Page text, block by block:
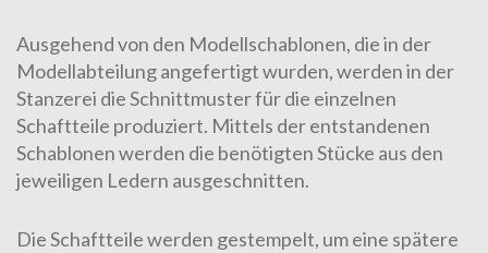
Ausgehend von den Modellschablonen, die in der
Modellabteilungangefertigt wurden, werden in der
Stanzerei die Schnittmuster für die einzelnen
Schaftteile produziert. Mittels der entstandenen
Schablonen werden die benötigten Stücke aus den
jeweiligen Ledern ausgeschnitten.
Die Schaftteile werden gestempelt, um eine spätere